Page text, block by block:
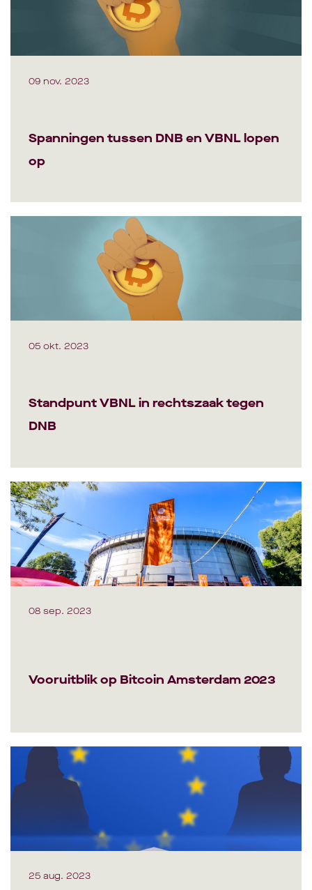
09 nov. 2023
Spanningen tussen DNB en VBNL lopen
op
05 okt. 2023
Standpunt VBNL in rechtszaak tegen
DNB
08 sep. 2023
Vooruitblik op Bitcoin Amsterdam 2023
25 aug. 2023